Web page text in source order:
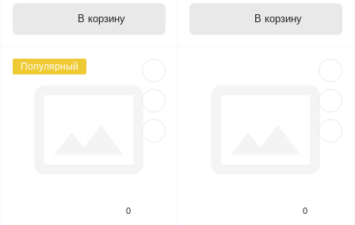
В корзину В корзину
Популярный
0 0